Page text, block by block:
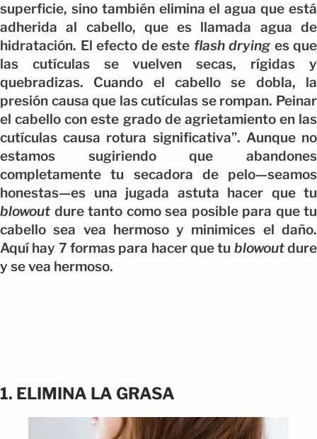
superficie, sino también elimina el agua que está
adherida al cabello, que es llamada agua de
hidratación. El efecto de este flash drying es que
las cutículas se vuelven secas, rígidas y
quebradizas. Cuando el cabello se dobla, la
presión causa que las cutículas se rompan. Peinar
el cabello con este grado de agrietamiento en las
cutículas causa rotura significativa”. Aunque no
estamos sugiriendo que abandones
completamente tu secadora de pelo—seamos
honestas—es una jugada astuta hacer que tu
blowout dure tanto como sea posible para que tu
cabello sea vea hermoso y minimices el daño.
Aquí hay 7 formas para hacer que tu blowoutdure
y se vea hermoso.
1. ELIMINA LA GRASA